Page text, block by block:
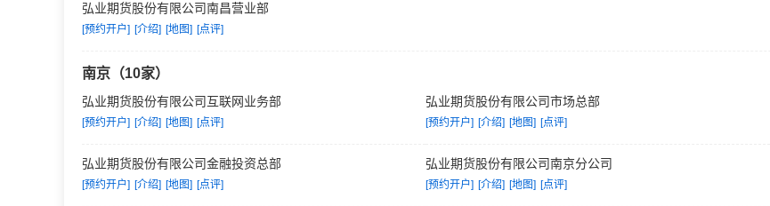
弘业期货股份有限公司南昌营业部
[预约开户] [介绍] [地图] [点评]
南京（10家）
弘业期货股份有限公司互联网业务部
[预约开户] [介绍] [地图] [点评]
弘业期货股份有限公司市场总部
[预约开户] [介绍] [地图] [点评]
弘业期货股份有限公司金融投资总部
[预约开户] [介绍] [地图] [点评]
弘业期货股份有限公司南京分公司
[预约开户] [介绍] [地图] [点评]